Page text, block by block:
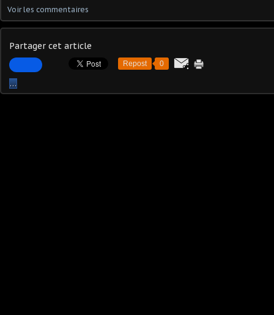
Voir les commentaires
Partager cet article
Repost 0
…